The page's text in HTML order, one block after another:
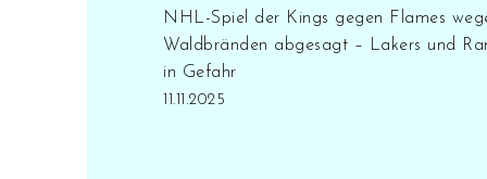
Ressourcen effizient umgeht
und wie man taktische
Entscheidungen trifft, die zu
NHL-Spiel der Kings gegen Flames
Waldbränden abgesagt – Lakers und
in Gefahr
11.11.2025